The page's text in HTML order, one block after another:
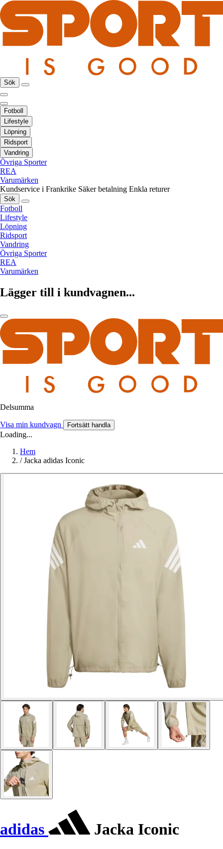
Sök
Fotboll
Lifestyle
Löpning
Ridsport
Vandring
Övriga Sporter
REA
Varumärken
Kundservice i Frankrike Säker betalning Enkla returer
Sök
Fotboll
Lifestyle
Löpning
Ridsport
Vandring
Övriga Sporter
REA
Varumärken
Lägger till i kundvagnen...
Delsumma
Visa min kundvagn Fortsätt handla
Loading...
Hem
/ Jacka adidas Iconic
adidas Jacka Iconic